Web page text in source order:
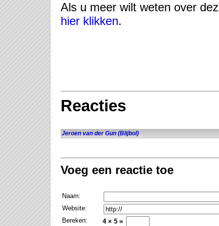
Als u meer wilt weten over
hier klikken.
Reacties
Jeroen van der Gun (Blijbol)
Voeg een reactie toe
Naam:
Website:
Bereken:
4 × 5 =